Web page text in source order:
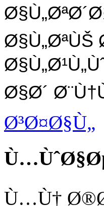
Ø§Ù„ØªÙŠ
Ø§Ø´
Ø³Ø¤Ø§Ù„
Ù…Ù†